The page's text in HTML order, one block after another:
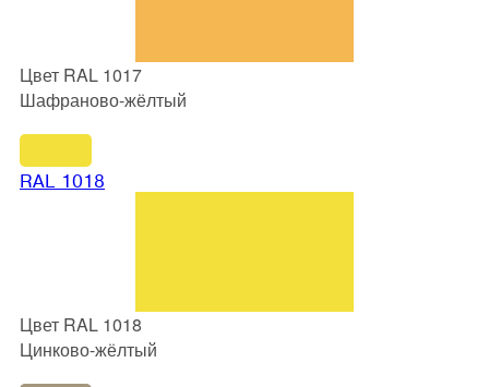
Цвет RAL 1017
Шафраново-жёлтый
RAL 1018
Цвет RAL 1018
Цинково-жёлтый